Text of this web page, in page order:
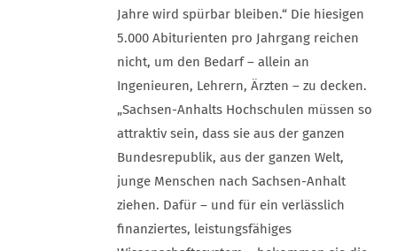
Jahre wird spürbar bleiben.“ Die hiesigen
5.000 Abiturienten pro Jahrgang reichen
nicht, um den Bedarf – allein an
Ingenieuren, Lehrern, Ärzten – zu decken.
„Sachsen-Anhalts Hochschulen müssen so
attraktiv sein, dass sie aus der ganzen
Bundesrepublik, aus der ganzen Welt,
junge Menschen nach Sachsen-Anhalt
ziehen. Dafür – und für ein verlässlich
finanziertes, leistungsfähiges